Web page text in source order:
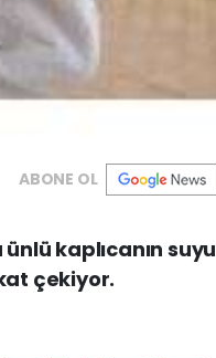
ABONE OL
kaplıcanın suyu
çekiyor.